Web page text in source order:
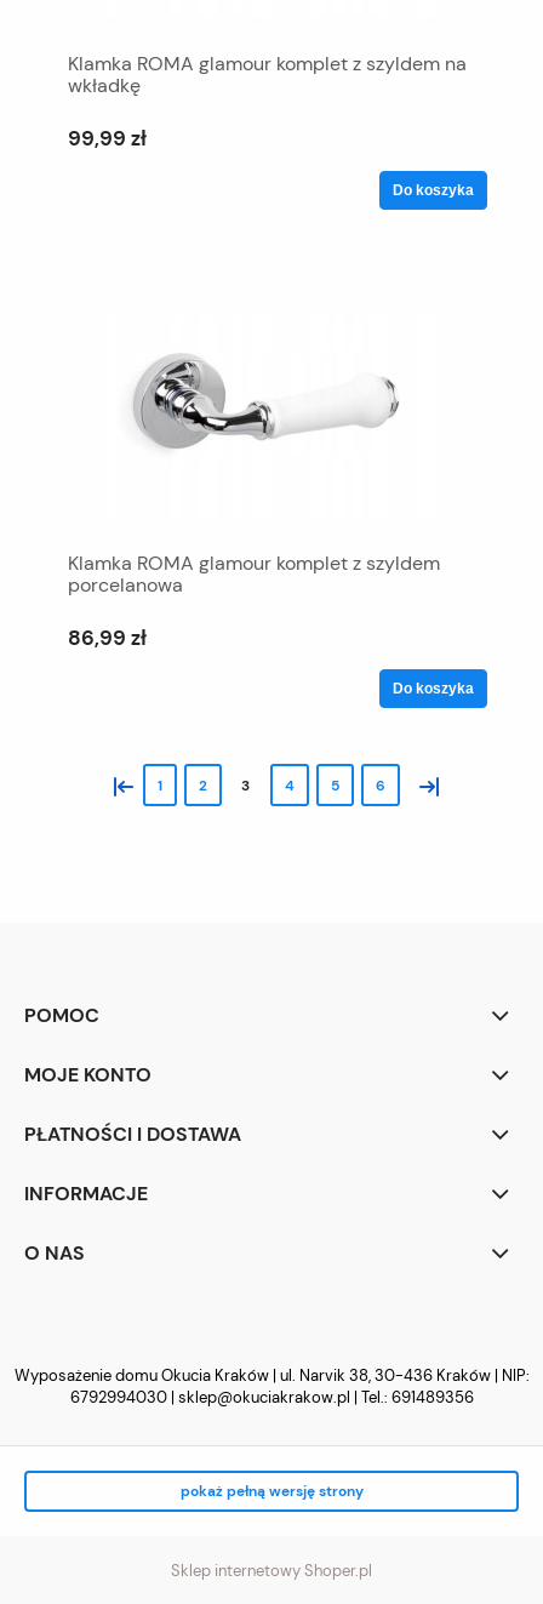
Klamka ROMA glamour komplet z szyldem na
wkładkę
99,99 zł
Do koszyka
Klamka ROMA glamour komplet z szyldem
porcelanowa
86,99 zł
Do koszyka
« 1 2 3 4 5 6 »
POMOC
MOJE KONTO
PŁATNOŚCI I DOSTAWA
INFORMACJE
O NAS
Wyposażenie domu Okucia Kraków | ul. Narvik 38, 30-436 Kraków | NIP:
6792994030 | sklep@okuciakrakow.pl | Tel.: 691489356
pokaż pełną wersję strony
Sklep internetowy Shoper.pl